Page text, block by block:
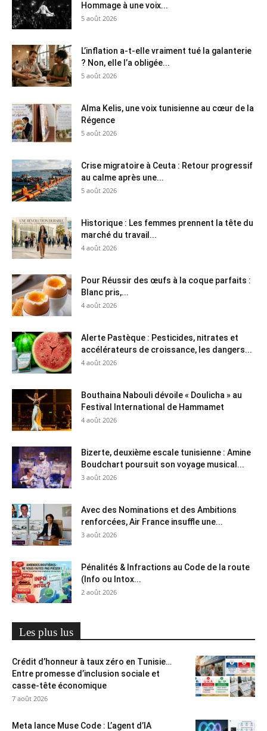
Hommage à une voix...
5 août 2026
L’inflation a-t-elle vraiment tué la galanterie
? Non, elle l’a obligée...
5 août 2026
Alma Kelis, une voix tunisienne au cœur de la
Régence
5 août 2026
Crise migratoire à Ceuta : Retour progressif
au calme après une...
5 août 2026
Historique : Les femmes prennent la tête du
marché du travail...
4 août 2026
Pour Réussir des œufs à la coque parfaits :
Blanc pris,...
4 août 2026
Alerte Pastèque : Pesticides, nitrates et
accélérateurs de croissance, les dangers...
4 août 2026
Bouthaina Nabouli dévoile « Doulicha » au
Festival International de Hammamet
4 août 2026
Bizerte, deuxième escale tunisienne : Amine
Boudchart poursuit son voyage musical...
3 août 2026
Avec des Nominations et des Ambitions
renforcées, Air France insuffle une...
3 août 2026
Pénalités & Infractions au Code de la route
(Info ou Intox...
2 août 2026
Les plus lus
Crédit d’honneur à taux zéro en Tunisie…
Entre promesse d’inclusion sociale et
casse-tête économique
7 août 2026
Meta lance Muse Code : L’agent d’IA